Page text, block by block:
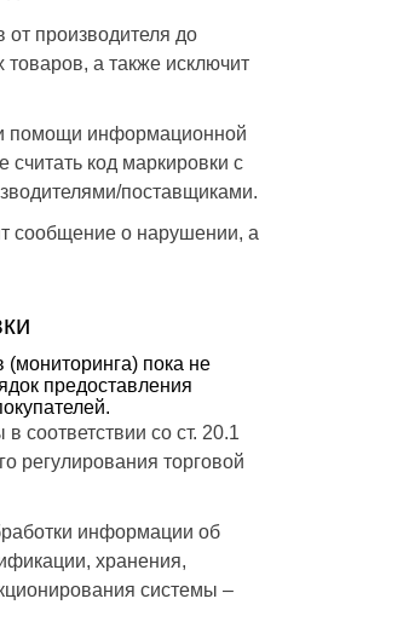
производителя до
товаров, а также исключит
помощи информационной
код маркировки с
поставщиками.
сообщение о нарушении, а
пока не
предоставления
со ст. 20.1
регулирования торговой
информации об
хранения,
системы –